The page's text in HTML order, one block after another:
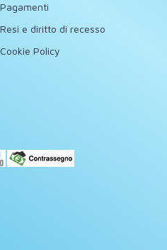
Pagamenti
Resi e diritto di recesso
Cookie Policy